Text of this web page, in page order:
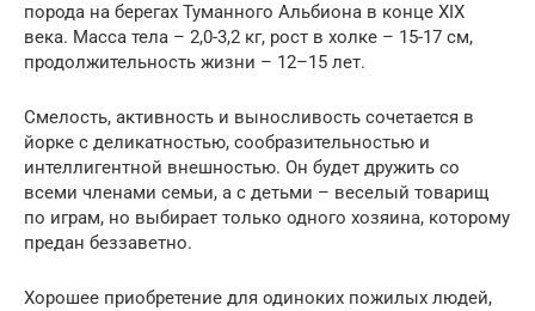
порода на берегах Туманного Альбиона в конце XIX
века. Масса тела – 2,0-3,2 кг, рост в холке – 15-17 см,
продолжительность жизни – 12–15 лет.
Смелость, активность и выносливость сочетается в
йорке с деликатностью, сообразительностью и
интеллигентной внешностью. Он будет дружить со
всеми членами семьи, а с детьми – веселый товарищ
по играм, но выбирает только одного хозяина, которому
предан беззаветно.
Хорошее приобретение для одиноких пожилых людей,